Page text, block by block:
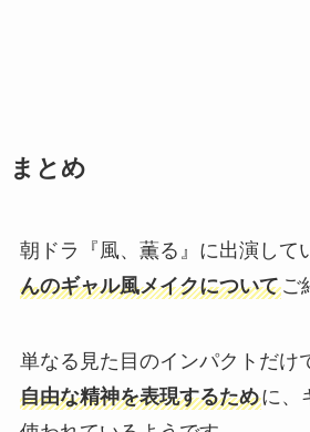
まとめ
朝ドラ『風、薫る』に出演して
んのギャル風メイクについてご
単なる見た目のインパクトだけ
自由な精神を表現するために、